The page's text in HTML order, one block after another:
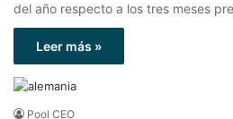
del año respecto a los tres meses
Leer más »
Pool CEO